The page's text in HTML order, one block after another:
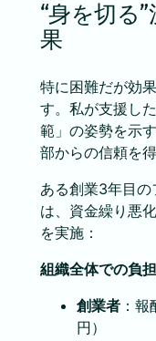
“身を切る
果
特に困難だが効
す。私が支援し
範」の姿勢を示
部からの信頼を
ある創業3年目
は、資金繰り悪
を実施：
組織全体での負
創業者：報
円）